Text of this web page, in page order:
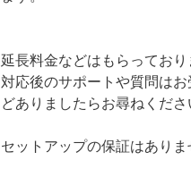
延長料金などはもらっており
対応後のサポートや質問は
どありましたらお尋ねくださ
セットアップの保証はありま